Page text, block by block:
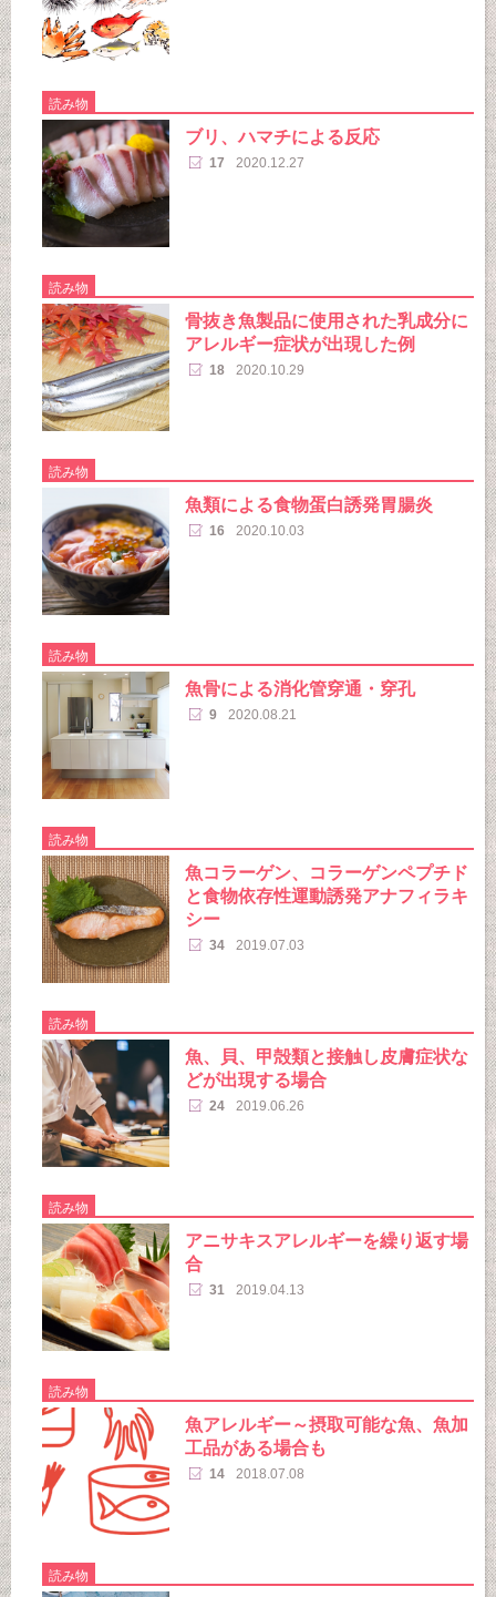
読み物
ブリ、ハマチによる反応
17 2020.12.27
読み物
骨抜き魚製品に使用された乳成分に
アレルギー症状が出現した例
18 2020.10.29
読み物
魚類による食物蛋白誘発胃腸炎
16 2020.10.03
読み物
魚骨による消化管穿通・穿孔
9 2020.08.21
読み物
魚コラーゲン、コラーゲンペプチド
と食物依存性運動誘発アナフィラキ
シー
34 2019.07.03
読み物
魚、貝、甲殻類と接触し皮膚症状な
どが出現する場合
24 2019.06.26
読み物
アニサキスアレルギーを繰り返す場
合
31 2019.04.13
読み物
魚アレルギー～摂取可能な魚、魚加
工品がある場合も
14 2018.07.08
読み物